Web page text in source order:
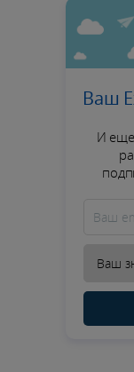
Ваш
И